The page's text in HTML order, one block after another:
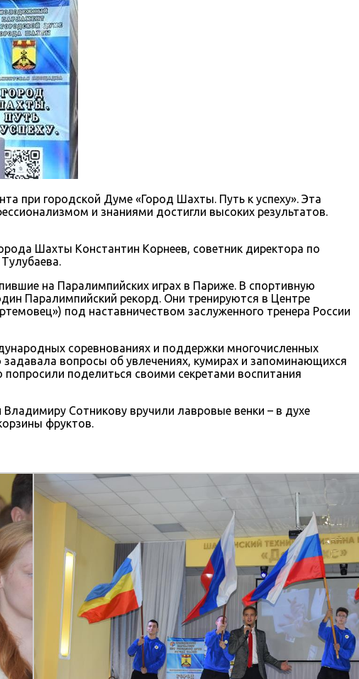
при городской Думе «Город Шахты. Путь к успеху». Эта
и знаниями достигли высоких результатов.
Шахты Константин Корнеев, советник директора по
на Паралимпийских играх в Париже. В спортивную
Паралимпийский рекорд. Они тренируются в Центре
под наставничеством заслуженного тренера России
соревнованиях и поддержки многочисленных
вопросы об увлечениях, кумирах и запоминающихся
поделиться своими секретами воспитания
Сотникову вручили лавровые венки – в духе
фруктов.